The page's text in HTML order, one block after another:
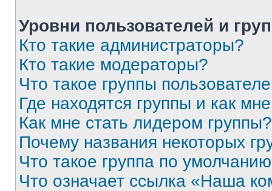
Уровни пользователей и
Кто такие администраторы?
Кто такие модераторы?
Что такое группы
Где находятся группы и как
Как мне стать лидером группы?
Почему названия некоторых
Что такое группа по
Что означает ссылка «Наша